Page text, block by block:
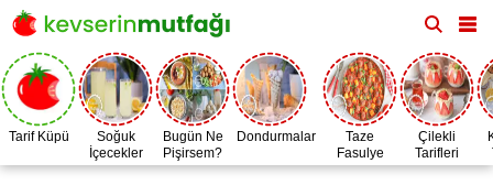
Tarif Küpü
Soğuk
İçecekler
Bugün Ne
Pişirsem?
Dondurmalar
Taze
Fasulye
Zamanı
Çilekli
Tarifleri